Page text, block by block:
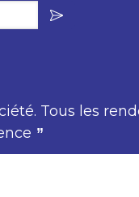
Tous les
”